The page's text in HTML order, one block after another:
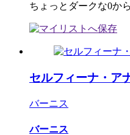
ちょっとダークな0か
セルフィーナ・ア
バーニス
バーニス